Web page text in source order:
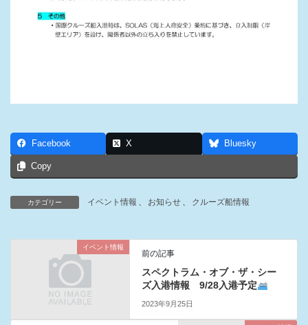
Facebook X Bluesky
Copy
カテゴリー イベント情報 、 お知らせ 、 クルーズ船情報
イベント情報
前の記事
スペクトラム・オブ・ザ・シー
ズ入港情報 9/28入港予定
2023年9月25日